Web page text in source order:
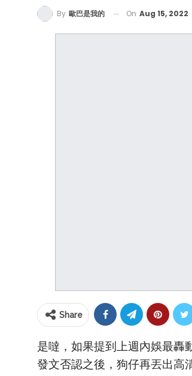
By 歐巴是我的 On Aug 15, 2022
Share
是噠，如果提到上週內娛最轟
發文否認之後，狗仔再丟出高